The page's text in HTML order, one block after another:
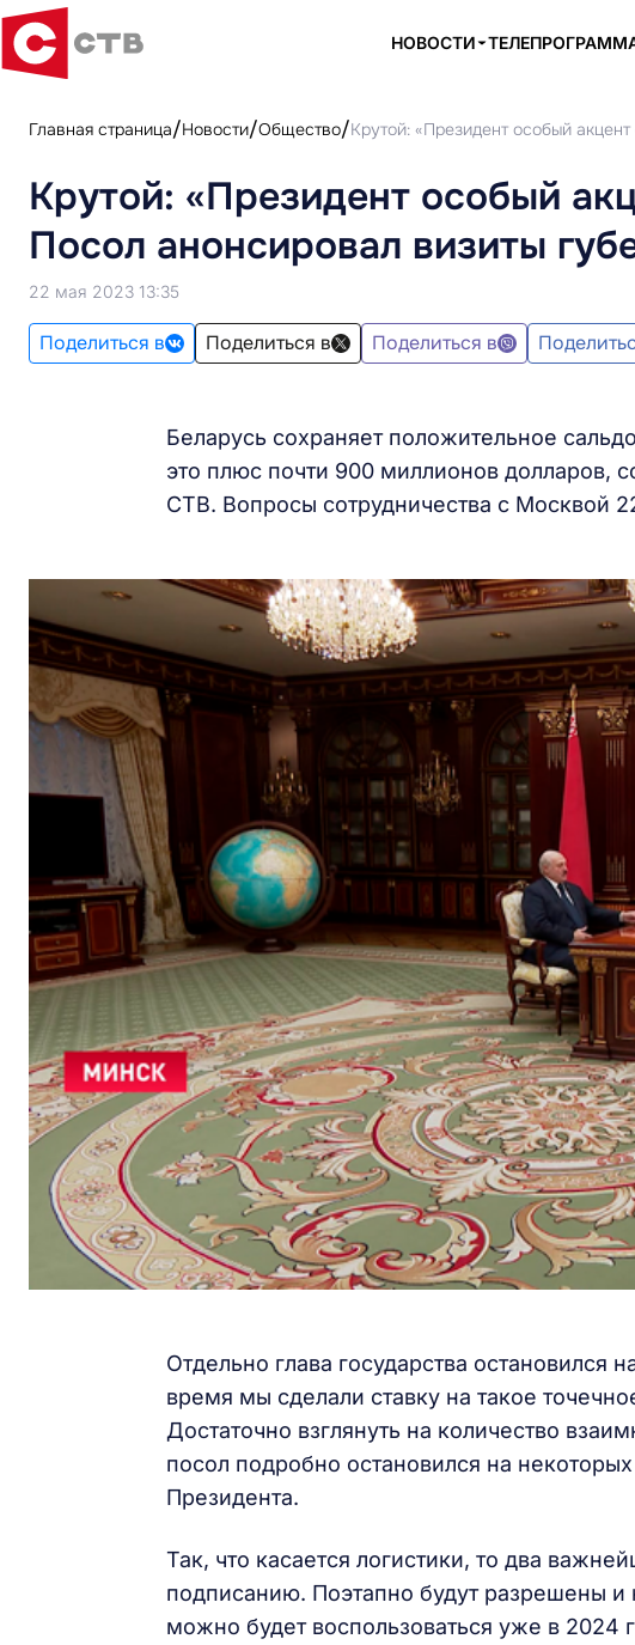
НОВОСТИ
Главная страница Новости Общество Крутой: «Президент особый
Крутой: «Президент особый
Посол анонсировал визиты
22 мая 2023 13:35
Поделиться в Поделиться в Поделиться в
Беларусь сохраняет положительное
это плюс почти 900 миллионов долларов,
СТВ. Вопросы сотрудничества с Москвой
Отдельно глава государства остановился
время мы сделали ставку на такое
Достаточно взглянуть на количество
посол подробно остановился на
Президента.
Так, что касается логистики, то два
подписанию. Поэтапно будут разрешены
можно будет воспользоваться уже в 2024